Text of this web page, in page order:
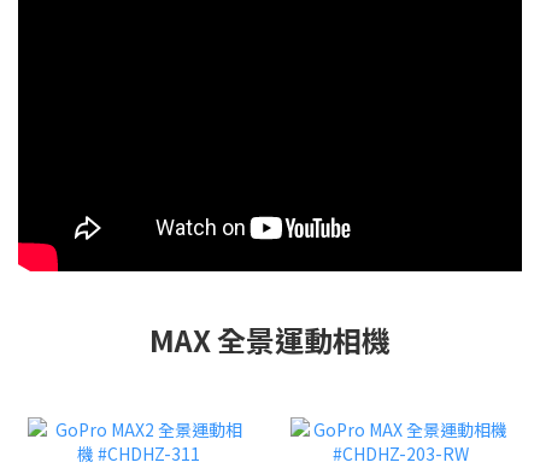
MAX 全景運動相機